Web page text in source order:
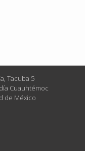
Tacuba 5
Cuauhtémoc
de México